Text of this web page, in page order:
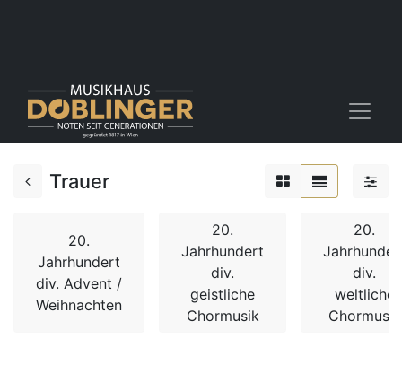
Trauer
20.
Jahrhundert
div. Advent /
Weihnachten
20.
Jahrhundert
div.
geistliche
Chormusik
20.
div.
weltliche
Chormusik